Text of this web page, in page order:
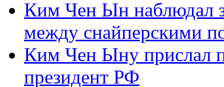
Ким Чен Ын наблюдал
между снайперскими
Ким Чен Ыну прислал
президент РФ